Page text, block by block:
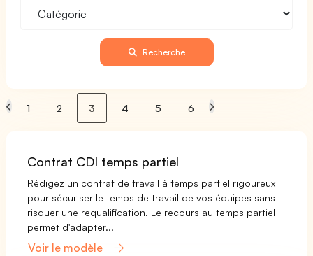
Recherche
1 2 3 4 5 6
Contrat CDI temps partiel
Rédigez un contrat de travail à temps partiel rigoureux
pour sécuriser le temps de travail de vos équipes sans
risquer une requalification. Le recours au temps partiel
permet d'adapter...
Voir le modèle